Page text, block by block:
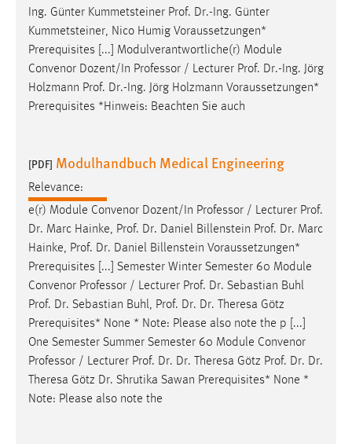
Ing. Günter Kummetsteiner Prof. Dr.-Ing. Günter
Kummetsteiner, Nico Humig Voraussetzungen*
Prerequisites [...] Modulverantwortliche(r) Module
Convenor Dozent/In Professor / Lecturer Prof. Dr.-Ing. Jörg
Holzmann Prof. Dr.-Ing. Jörg Holzmann Voraussetzungen*
Prerequisites *Hinweis: Beachten Sie auch
[PDF] Modulhandbuch Medical Engineering
Relevance:
e(r) Module Convenor Dozent/In Professor / Lecturer Prof.
Dr. Marc Hainke, Prof. Dr. Daniel Billenstein Prof. Dr. Marc
Hainke, Prof. Dr. Daniel Billenstein Voraussetzungen*
Prerequisites [...] Semester Winter Semester 60 Module
Convenor Professor / Lecturer Prof. Dr. Sebastian Buhl
Prof. Dr. Sebastian Buhl, Prof. Dr. Dr. Theresa Götz
Prerequisites* None * Note: Please also note the p [...]
One Semester Summer Semester 60 Module Convenor
Professor / Lecturer Prof. Dr. Dr. Theresa Götz Prof. Dr. Dr.
Theresa Götz Dr. Shrutika Sawan Prerequisites* None *
Note: Please also note the